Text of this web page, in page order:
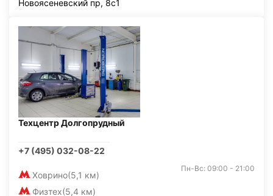
Новоясеневский пр, 8с1
Техцентр Долгопрудный
+7 (495) 032-08-22
Ховрино(5,1 км)
Физтех(5,4 км)
Пн-Вс: 09:00 - 21:00